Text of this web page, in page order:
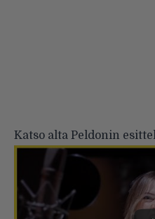
Katso alta Peldonin